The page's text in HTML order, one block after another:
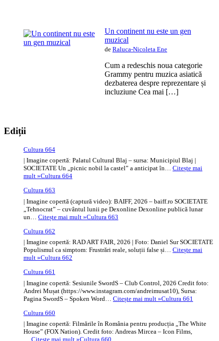
Un continent nu este un gen
muzical
de Raluca-Nicoleta Ene
Cum a redeschis noua categorie
Grammy pentru muzica asiatică
dezbaterea despre reprezentare și
incluziune Cea mai […]
Ediții
Cultura 664
| Imagine copertă: Palatul Cultural Blaj – sursa: Municipiul Blaj |
SOCIETATE Un „picnic nobil la castel” a anticipat în… Citește mai
mult »Cultura 664
Cultura 663
| Imagine copertă (captură video): BAIFF, 2026 – baiff.ro SOCIETATE
„Tehnocrat” – cuvântul lunii pe Dexonline Dexonline publică lunar
un… Citește mai mult »Cultura 663
Cultura 662
| Imagine copertă: RAD ART FAIR, 2026 | Foto: Daniel Sur SOCIETATE
Populismul ca simptom: Frustrări reale, soluții false și… Citește mai
mult »Cultura 662
Cultura 661
| Imagine copertă: Sesiunile SwordS – Club Control, 2026 Credit foto:
Andrei Mușat (https://www.instagram.com/andreimusat10), Sursa:
Pagina SwordS – Spoken Word… Citește mai mult »Cultura 661
Cultura 660
| Imagine copertă: Filmările în România pentru producția „The White
House” (FOX Nation). Credit foto: Andreas Mircea – Icon Films,
Citește mai mult »Cultura 660